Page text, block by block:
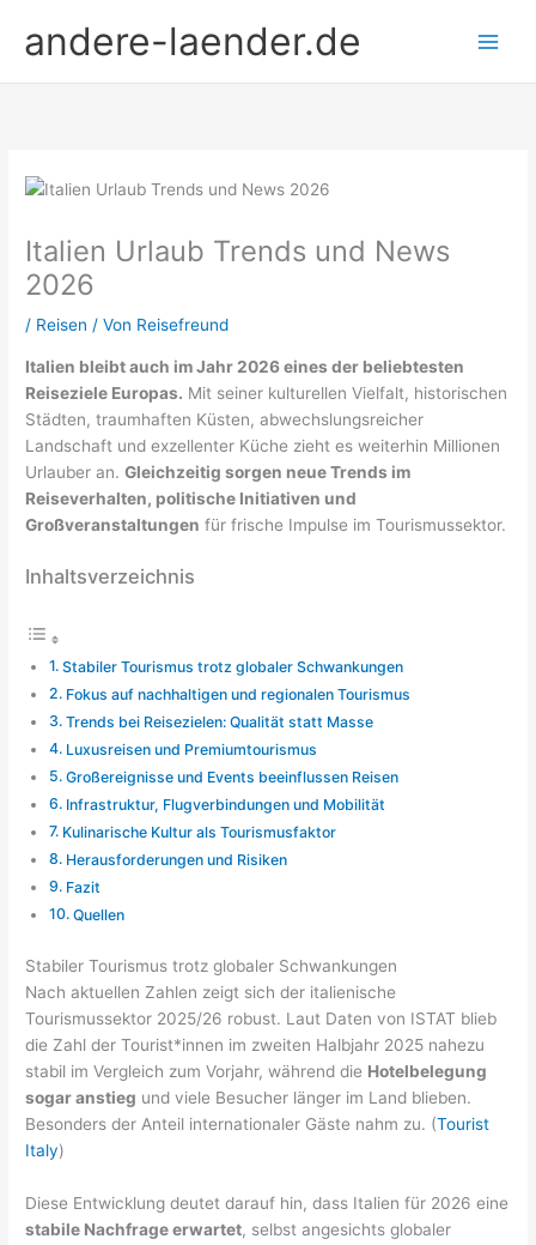
Inhaltandere-laender.de
Italien Urlaub Trends und News
2026
/ Reisen / Von Reisefreund
Italien bleibt auch im Jahr 2026 eines der beliebtesten
Reiseziele Europas. Mit seiner kulturellen Vielfalt, historischen
Städten, traumhaften Küsten, abwechslungsreicher
Landschaft und exzellenter Küche zieht es weiterhin Millionen
Urlauber an.Gleichzeitig sorgen neue Trends im
Reiseverhalten, politische Initiativen und
Großveranstaltungen für frische Impulse im Tourismussektor.
Inhaltsverzeichnis
Stabiler Tourismus trotz globaler Schwankungen
Fokus auf nachhaltigen und regionalen Tourismus
Trends bei Reisezielen: Qualität statt Masse
Luxusreisen und Premiumtourismus
Großereignisse und Events beeinflussen Reisen
Infrastruktur, Flugverbindungen und Mobilität
Kulinarische Kultur als Tourismusfaktor
Herausforderungen und Risiken
Fazit
Quellen
Stabiler Tourismus trotz globaler Schwankungen
Nach aktuellen Zahlen zeigt sich der italienische
Tourismussektor 2025/26 robust. Laut Daten von ISTAT blieb
die Zahl der Tourist*innen im zweiten Halbjahr 2025 nahezu
stabil im Vergleich zum Vorjahr, während die Hotelbelegung
sogar anstieg und viele Besucher länger im Land blieben.
Besonders der Anteil internationaler Gäste nahm zu. (Tourist
Italy)
Diese Entwicklung deutet darauf hin, dass Italien für 2026 eine
stabile Nachfrage erwartet, selbst angesichts globaler